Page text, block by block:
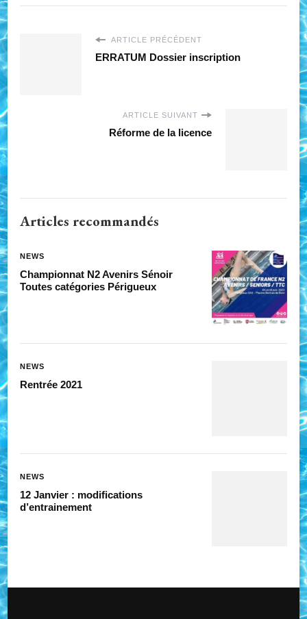
ARTICLE PRÉCÉDENT
ERRATUM Dossier inscription
ARTICLE SUIVANT
Réforme de la licence
Articles recommandés
NEWS
Championnat N2 Avenirs Sénoir
Toutes catégories Périgueux
NEWS
Rentrée 2021
NEWS
12 Janvier : modifications
d’entrainement